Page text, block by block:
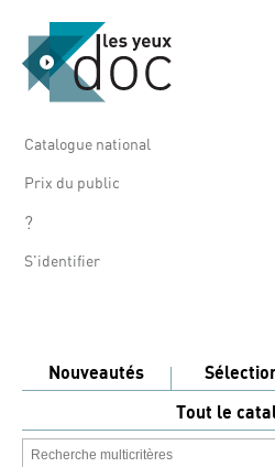
Catalogue national
Prix du public
?
S'identifier
Nouveautés
Tout le